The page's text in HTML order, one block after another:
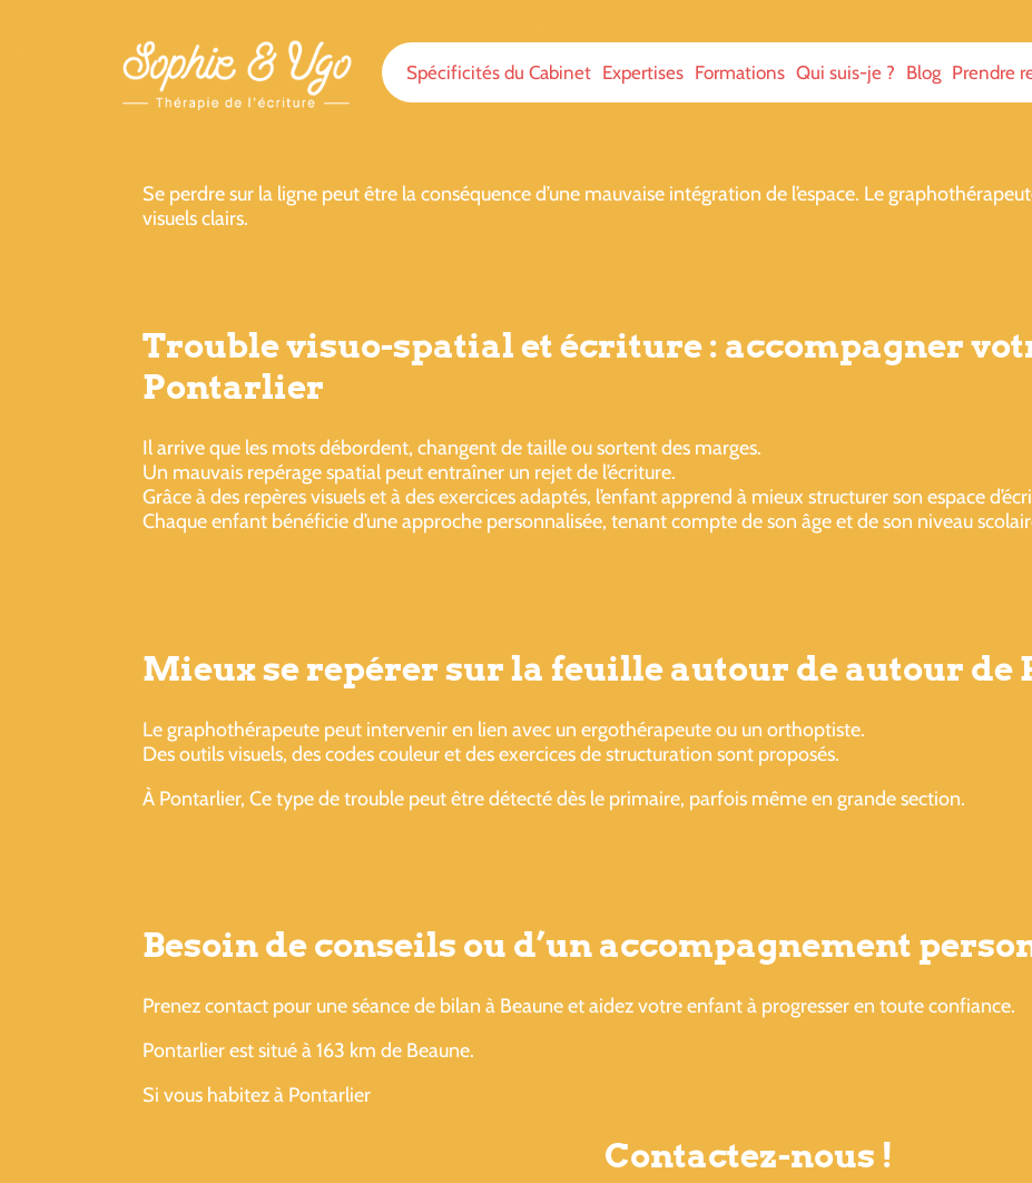
Spécificités du Cabinet Expertises Formations Qui suis-je ? Blog Prendre
Se perdre sur la ligne peut être la conséquence d’une mauvaise intégration de l’espace. Le
visuels clairs.
Trouble visuo-spatial et écriture : accompagner
Pontarlier
Il arrive que les mots débordent, changent de taille ou sortent des marges.
Un mauvais repérage spatial peut entraîner un rejet de l’écriture.
Grâce à des repères visuels et à des exercices adaptés, l’enfant apprend à mieux structurer son espace
Chaque enfant bénéficie d’une approche personnalisée, tenant compte de son âge et de son niveau
Mieux se repérer sur la feuille autour de autour de
Le graphothérapeute peut intervenir en lien avec un ergothérapeute ou un orthoptiste.
Des outils visuels, des codes couleur et des exercices de structuration sont proposés.
À Pontarlier, Ce type de trouble peut être détecté dès le primaire, parfois même en grande section.
Besoin de conseils ou d’un accompagnement
Prenez contact pour une séance de bilan à Beaune et aidez votre enfant à progresser en toute confiance.
Pontarlier est situé à 163 km de Beaune.
Si vous habitez à Pontarlier
Contactez-nous !